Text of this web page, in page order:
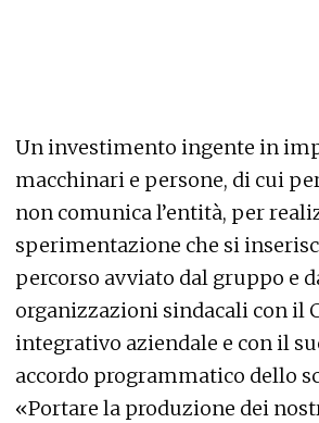
Un investimento ingente in
macchinari e persone, di cui
non comunica l’entità, per
sperimentazione che si
percorso avviato dal gruppo e
organizzazioni sindacali con il
integrativo aziendale e con il
accordo programmatico dello
«Portare la produzione dei